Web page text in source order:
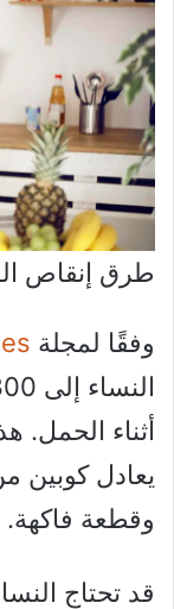
طرق إنقاص
وفقًا لمجلة
أثناء الحمل.
يعادل كوبين
وقطعة فاكهة.
قد تحتاج